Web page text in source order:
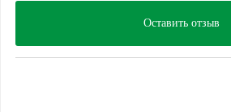
Оставить отзыв